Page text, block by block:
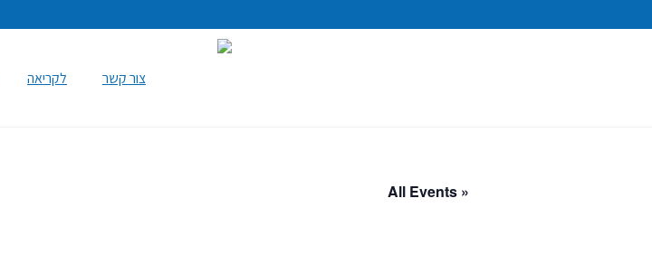
לקריאה צור קשר
« All Events